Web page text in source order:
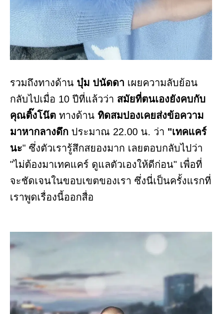
รวมถึงทางด้าน บุ๋ม ปนัดดา เผยความลับย้อน
กลับไปเมื่อ 10 ปีที่แล้วว่า สมัยที่ตนเองยังคบกับ
คุณติ๊งโน๊ต ทางด้าน ทิดสมปองเคยส่งข้อความ
มาหากลางดึก ประมาณ 22.00 น. ว่า "เทคแคร์
นะ" ซึ่งตัวเรารู้สึกสยองมาก เลยตอบกลับไปว่า
"ไม่ต้องมาเทคแคร์ ดูแลตัวเองให้ดีก่อน" เพื่อที่
จะชัดเจนในขอบเขตของเรา ซึ่งนี่เป็นครั้งแรกที่
เราพูดเรื่องนี้ออกสื่อ